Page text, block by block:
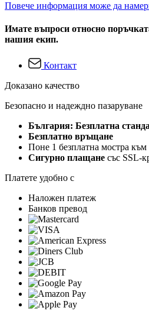
Повече информация може да
Имате въпроси относно
нашия екип.
Контакт
Доказано качество
Безопасно и надеждно пазаруване
България: Безплатна
Безплатно връщане
Поне 1 безплатна мостра към
Сигурно плащане със SSL-
Платете удобно с
Наложен платеж
Банков превод